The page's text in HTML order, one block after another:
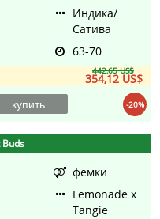
Индика/
Сатива
63-70
442,65 US$
354,12 US$
-20%
купить
Buds
фемки
Lemonade x
Tangie